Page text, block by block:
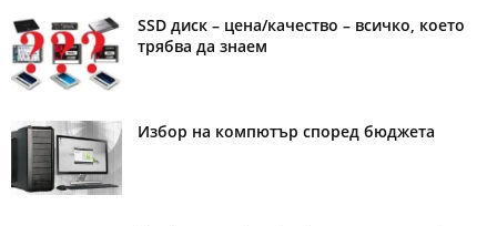
SSD диск – цена/качество – всичко, което
трябва да знаем
Избор на компютър според бюджета